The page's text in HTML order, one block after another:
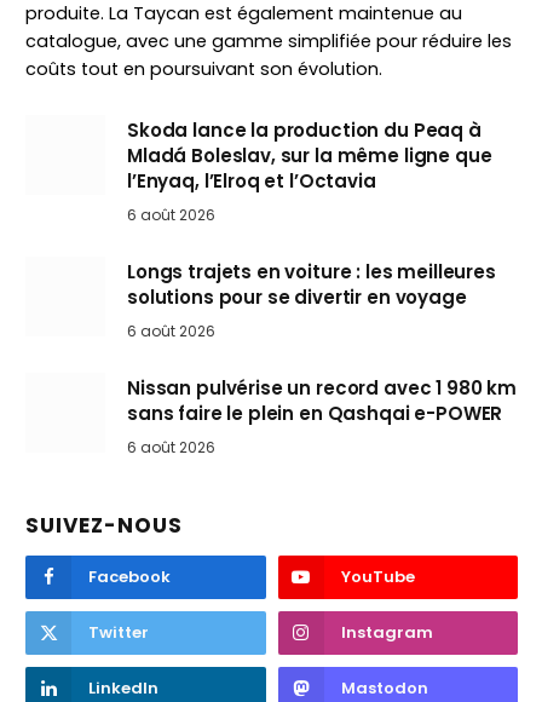
produite. La Taycan est également maintenue au
catalogue, avec une gamme simplifiée pour réduire les
coûts tout en poursuivant son évolution.
Skoda lance la production du Peaq à
Mladá Boleslav, sur la même ligne que
l’Enyaq, l’Elroq et l’Octavia
6 août 2026
Longs trajets en voiture : les meilleures
solutions pour se divertir en voyage
6 août 2026
Nissan pulvérise un record avec 1 980 km
sans faire le plein en Qashqai e-POWER
6 août 2026
SUIVEZ-NOUS
Facebook YouTube
Twitter Instagram
LinkedIn Mastodon